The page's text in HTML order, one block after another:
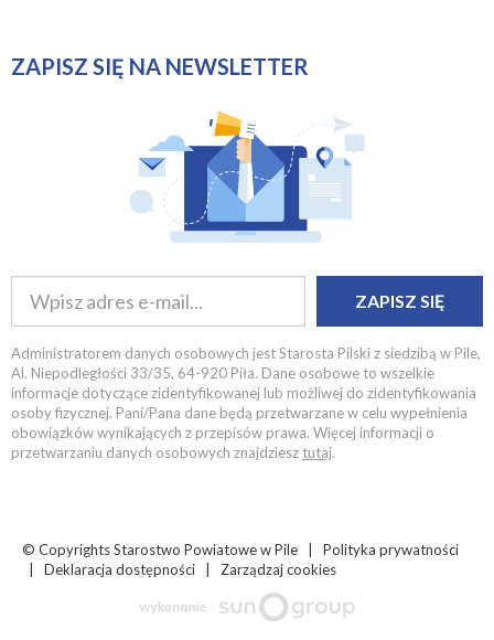
ZAPISZ SIĘ NA NEWSLETTER
ZAPISZ SIĘ
Administratorem danych osobowych jest Starosta Pilski z siedzibą w Pile,
Al. Niepodległości 33/35, 64-920 Piła. Dane osobowe to wszelkie
informacje dotyczące zidentyfikowanej lub możliwej do zidentyfikowania
osoby fizycznej. Pani/Pana dane będą przetwarzane w celu wypełnienia
obowiązków wynikających z przepisów prawa. Więcej informacji o
przetwarzaniu danych osobowych znajdziesz tutaj.
© CopyrightsStarostwo Powiatowe w Pile | Polityka prywatności
Deklaracja dostępności Zarządzaj cookies